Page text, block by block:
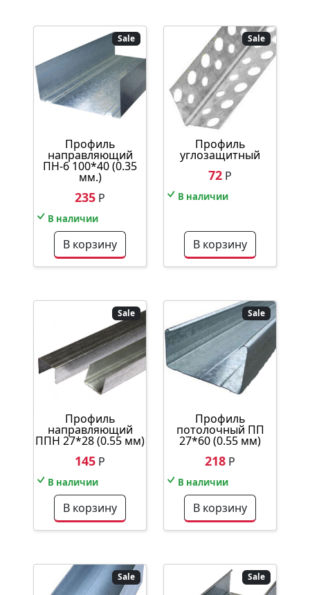
Sale
Профиль
направляющий
ПН-6 100*40 (0.35
мм.)
235 Р
В наличии
В корзину
Sale
Профиль
углозащитный
72 Р
В наличии
В корзину
Sale
Профиль
направляющий
ППН 27*28 (0.55 мм)
145 Р
В наличии
В корзину
Sale
Профиль
потолочный ПП
27*60 (0.55 мм)
218 Р
В наличии
В корзину
Sale Sale